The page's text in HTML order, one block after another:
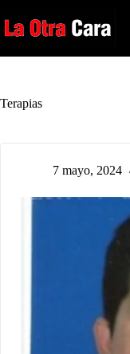
al
contenido
Terapias
7 mayo, 2024